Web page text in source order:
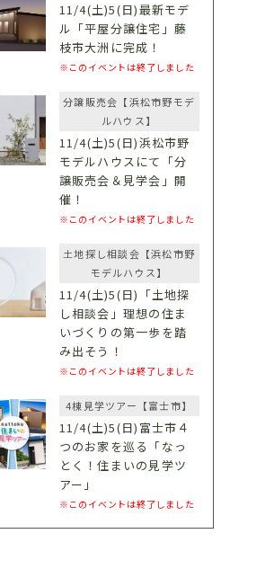
11/4(土)5(日)最新モデ
ル「平屋分譲住宅」藤
枝市大洲に完成！
※このイベントは終了しました
分譲販売会【浜松市野モデ
ルハウス】
11/4(土)5(日)浜松市野
モデルハウスにて「分
譲販売会＆見学会」開
催！
※このイベントは終了しました
土地探し相談会【浜松市野
モデルハウス】
11/4(土)5(日)「土地探
し相談会」理想の住ま
いづくりの第一歩を踏
み出そう！
※このイベントは終了しました
4棟見学ツアー【富士市】
11/4(土)5(日)富士市４
つのお家を巡る「なっ
とく！住まいの見学ツ
アー」
※このイベントは終了しました